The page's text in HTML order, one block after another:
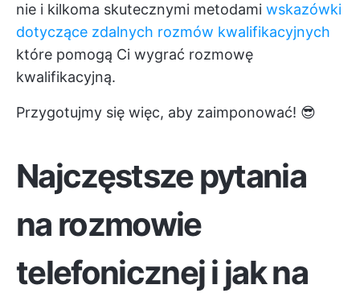
nie i kilkoma skutecznymi metodami wskazówki
dotyczące zdalnych rozmów kwalifikacyjnych
które pomogą Ci wygrać rozmowę
kwalifikacyjną.
Przygotujmy się więc, aby zaimponować! 😎
Najczęstsze pytania
na rozmowie
telefonicznej i jak na